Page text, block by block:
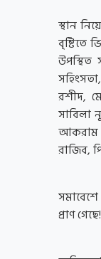
স্থান
বৃষ্টিতে
উপস্থিত
রশীদ,
সাবিলা
আকরাম
রাজিব,
প্রাণ